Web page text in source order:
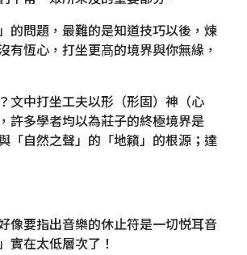
的問題，最難的是知道技巧以後，煉
恆心，打坐更髙的境界與你無緣，
文中打坐工夫以形（形固）神（心
許多學者均以為莊子的終極境界是
「自然之聲」的「地籟」的根源；達
像要指出音樂的休止符是一切悦耳音
實在太低層次了！